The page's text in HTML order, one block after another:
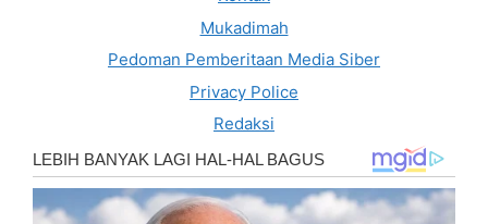
Mukadimah
Pedoman Pemberitaan Media Siber
Privacy Police
Redaksi